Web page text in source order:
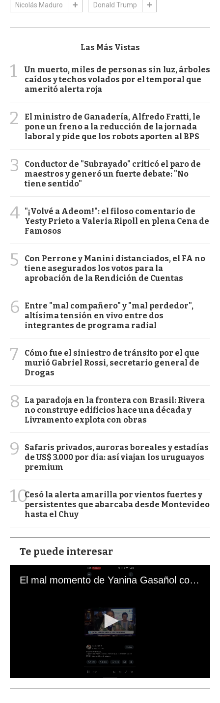
Nicolás Maduro Donald Trump
Las Más Vistas
1
Un muerto, miles de personas sin luz, árboles
caídos y techos volados por el temporal que
ameritó alerta roja
2
El ministro de Ganadería, Alfredo Fratti, le
pone un freno a la reducción de la jornada
laboral y pide que los robots aporten al BPS
3
Conductor de "Subrayado" criticó el paro de
maestros y generó un fuerte debate: "No
tiene sentido"
4 "¡Volvé a Adeom!": el filoso comentario de
Yesty Prieto a Valeria Ripoll en plena Cena de
Famosos
5
Con Perrone y Manini distanciados, el FA no
tiene asegurados los votos para la
aprobación de la Rendición de Cuentas
6
Entre "mal compañero" y "mal perdedor",
altísima tensión en vivo entre dos
integrantes de programa radial
7
Cómo fue el siniestro de tránsito por el que
murió Gabriel Rossi, secretario general de
Drogas
8
La paradoja en la frontera con Brasil: Rivera
no construye edificios hace una década y
Livramento explota con obras
9
Safaris privados, auroras boreales y estadías
de US$ 3.000 por día: así viajan los uruguayos
premium
10Cesó la alerta amarilla por vientos fuertes y
persistentes que abarcaba desde Montevideo
hasta el Chuy
Te puede interesar
El mal momento de Yanina Gasañol con un hincha argentino en "Subrayado"
s